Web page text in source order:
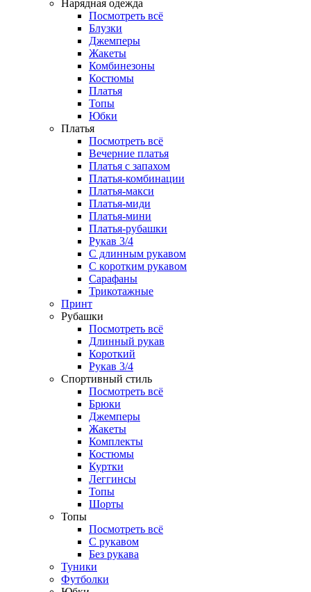
Нарядная одежда
Посмотреть всё
Блузки
Джемперы
Жакеты
Комбинезоны
Костюмы
Платья
Топы
Юбки
Платья
Посмотреть всё
Вечерние платья
Платья с запахом
Платья-комбинации
Платья-макси
Платья-миди
Платья-мини
Платья-рубашки
Рукав 3/4
С длинным рукавом
С коротким рукавом
Сарафаны
Трикотажные
Принт
Рубашки
Посмотреть всё
Длинный рукав
Короткий
Рукав 3/4
Спортивный стиль
Посмотреть всё
Брюки
Джемперы
Жакеты
Комплекты
Костюмы
Куртки
Леггинсы
Топы
Шорты
Топы
Посмотреть всё
C рукавом
Без рукава
Туники
Футболки